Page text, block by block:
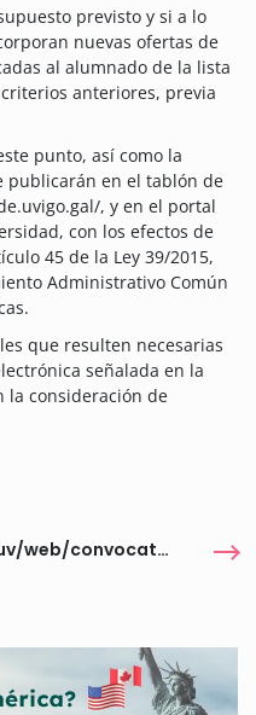
previsto y si a lo
nuevas ofertas de
al alumnado de la lista
anteriores, previa
punto, así como la
publicarán en el tablón de
, y en el portal
con los efectos de
45 de la Ley 39/2015,
Administrativo Común
que resulten necesarias
señalada en la
la consideración de
https://secretaria.uvigo.gal/uv/web/convocatoria/public/show/1800